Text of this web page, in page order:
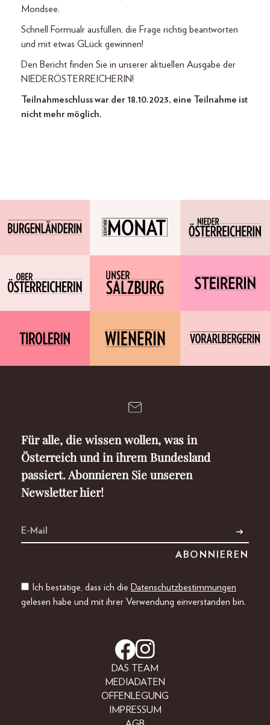
Mondsee.
Schnell Formualr ausfüllen, die Frage richtig beantworten
und mit etwas GLück gewinnen!
Den Bericht finden Sie in unserer aktuellen Ausgabe der
NIEDERÖSTERREICHERIN!
Teilnahmeschluss war der 18.10.2023, eine Teilnahme ist
nicht mehr möglich.
Für alle, die wissen wollen, was in
Österreich und in ihrem Bundesland
passiert. Abonnieren Sie unseren
Newsletter hier!
Ich bestätige, dass ich die Datenschutzbestimmungen
gelesen habe und mit ihrer Verwendung einverstanden bin.
DAS TEAM
MEDIADATEN
OFFENLEGUNG
IMPRESSUM